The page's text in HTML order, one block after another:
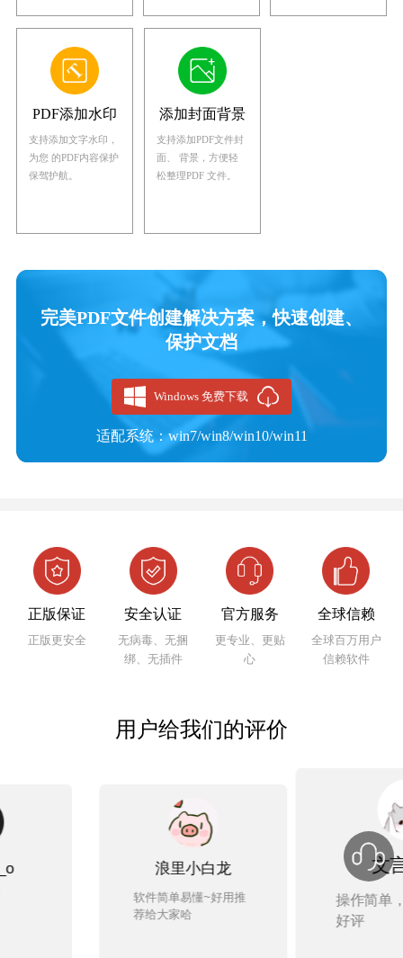
PDF添加水印
支持添加文字水印，
为您 的PDF内容保护
保驾护航。
添加封面背景
支持添加PDF文件封
面、 背景，方便轻
松整理PDF 文件。
完美PDF文件创建解决方案，快速创建、
保护文档
Windows 免费下载
适配系统：win7/win8/win10/win11
正版保证
正版更安全
安全认证
无病毒、无捆
绑、无插件
官方服务
更专业、更贴
心
全球信赖
全球百万用户
信赖软件
用户给我们的评价
白龙 文言予果
操作简单，非常好用，
好评
赞赞